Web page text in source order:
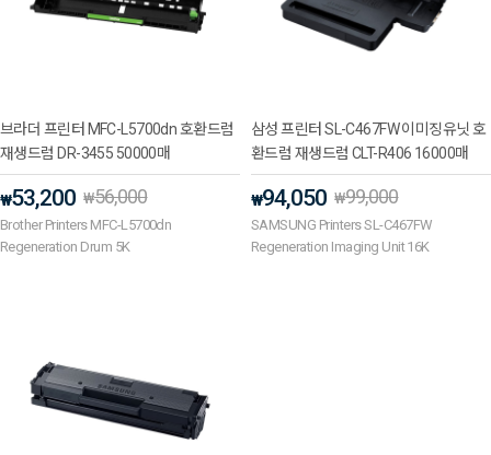
브라더 프린터 MFC-L5700dn 호환드럼
재생드럼 DR-3455 50000매
₩53,200 ₩56,000
Brother Printers MFC-L5700dn
Regeneration Drum 5K
삼성 프린터 SL-C467FW 이미징유닛 호
환드럼 재생드럼 CLT-R406 16000매
₩94,050 ₩99,000
SAMSUNG Printers SL-C467FW
Regeneration Imaging Unit 16K